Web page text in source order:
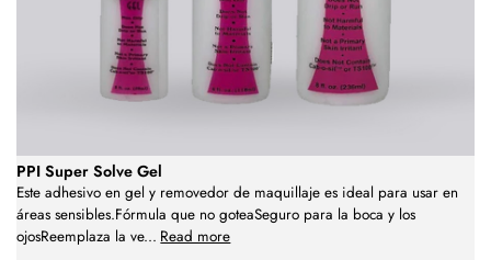
PPI Super Solve Gel
Este adhesivo en gel y removedor de maquillaje es ideal para usar en
áreas sensibles.Fórmula que no goteaSeguro para la boca y los
ojosReemplaza la ve... Read more